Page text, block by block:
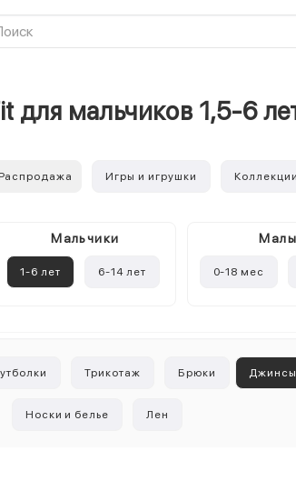
для мальчиков 1,5-6
Распродажа Игры и игрушки Коллекции
Mальчики
1-6 лет 6-14 лет 0-18 мес
Трикотаж Брюки Джинсы
Носки и белье Лен